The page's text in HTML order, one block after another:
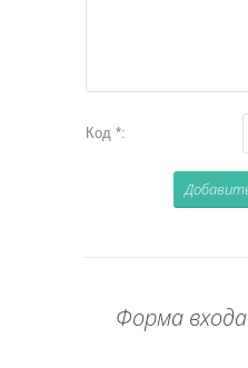
Код *:
Форма входа